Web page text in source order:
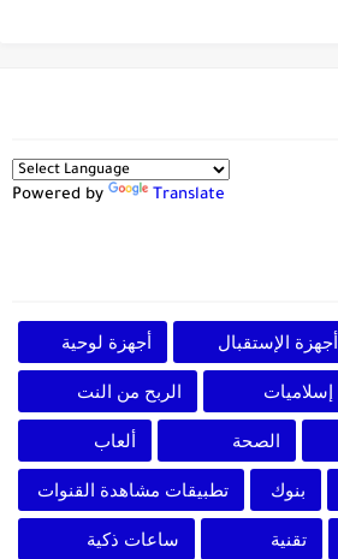
Powered by Translate
أجهزة الإستقبال أجهزة لوحية
إسلاميات الربح من النت
الصحة ألعاب
بنوك تطبيقات مشاهدة القنوات
تقنية ساعات ذكية